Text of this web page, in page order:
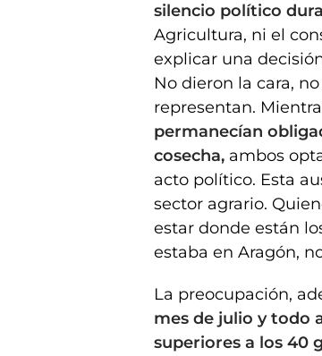
silencio político
Agricultura, ni el
explicar una
No dieron la cara,
representan.
permanecían
cosecha, ambos
acto político. Esta
sector agrario.
estar donde están
estaba en Aragón,
La preocupación,
mes de julio y todo
superiores a los 40